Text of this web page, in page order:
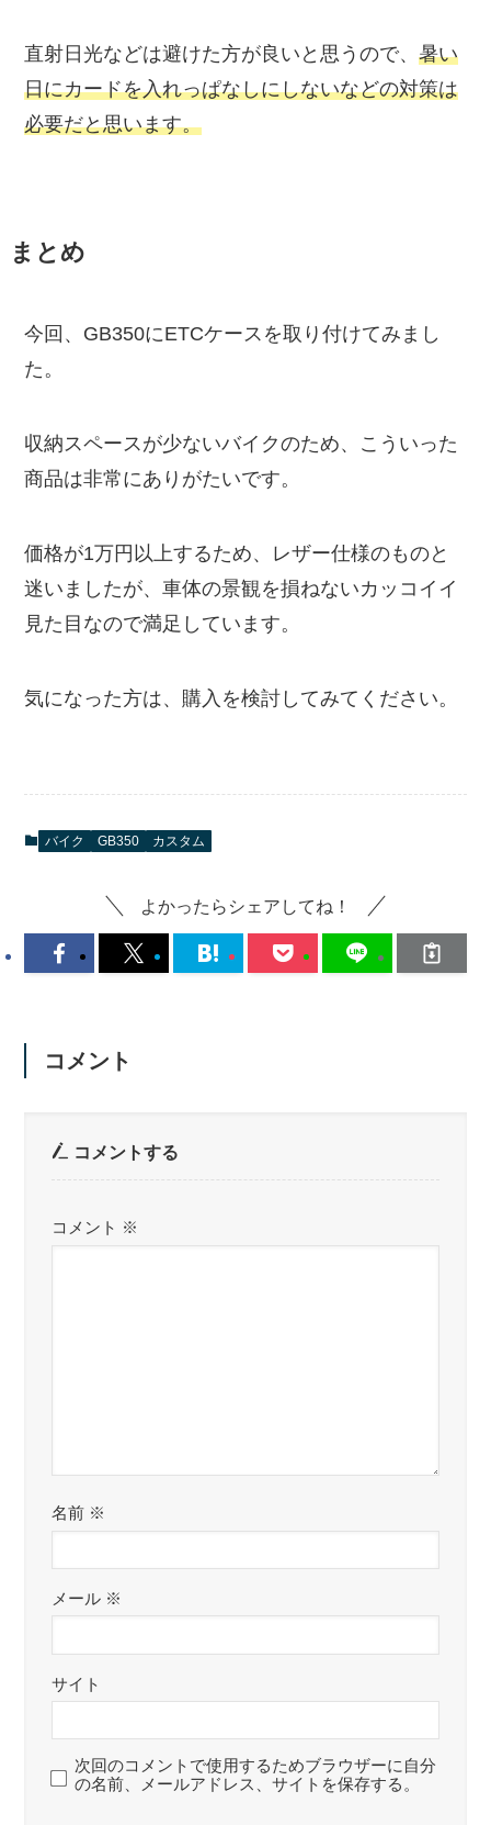
直射日光などは避けた方が良いと思うので、暑い
日にカードを入れっぱなしにしないなどの対策は
必要だと思います。
まとめ
今回、GB350にETCケースを取り付けてみまし
た。
収納スペースが少ないバイクのため、こういった
商品は非常にありがたいです。
価格が1万円以上するため、レザー仕様のものと
迷いましたが、車体の景観を損ねないカッコイイ
見た目なので満足しています。
気になった方は、購入を検討してみてください。
バイク GB350 カスタム
よかったらシェアしてね！
コメント
コメントする
コメント ※
名前 ※
メール ※
サイト
次回のコメントで使用するためブラウザーに自分
の名前、メールアドレス、サイトを保存する。